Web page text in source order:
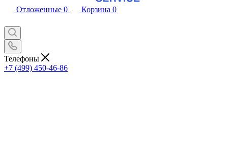
Отложенные 0 Корзина 0
Телефоны
+7 (499) 450-46-86